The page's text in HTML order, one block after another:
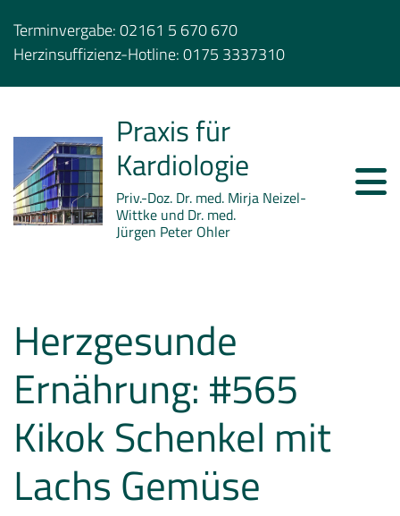
Terminvergabe:02161 5 670 670
Herzinsuffizienz-Hotline:0175 3337310
Praxis für
Kardiologie
Priv.-Doz. Dr. med. Mirja Neizel-
Wittke und Dr. med.
Jürgen Peter Ohler
Herzgesunde
Ernährung: #565
Kikok Schenkel mit
Lachs Gemüse